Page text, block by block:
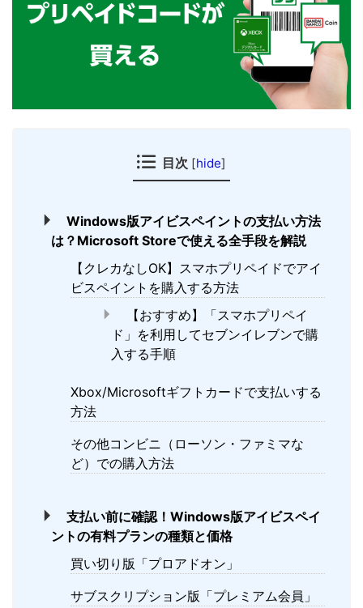
目次 [hide]
Windows版アイビスペイントの支払い方法
は？Microsoft Storeで使える全手段を解説
【クレカなしOK】スマホプリペイドでアイ
ビスペイントを購入する方法
【おすすめ】「スマホプリペイ
ド」を利用してセブンイレブンで購
入する手順
Xbox/Microsoftギフトカードで支払いする
方法
その他コンビニ（ローソン・ファミマな
ど）での購入方法
支払い前に確認！Windows版アイビスペイ
ントの有料プランの種類と価格
買い切り版「プロアドオン」
サブスクリプション版「プレミアム会員」